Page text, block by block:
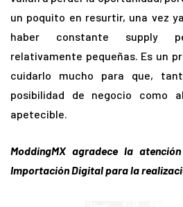
un poquito en resurtir, una vez
haber constante supply
relativamente pequeñas. Es un
cuidarlo mucho para que,
posibilidad de negocio como
apetecible.
ModdingMX agradece la
Importación Digital para la